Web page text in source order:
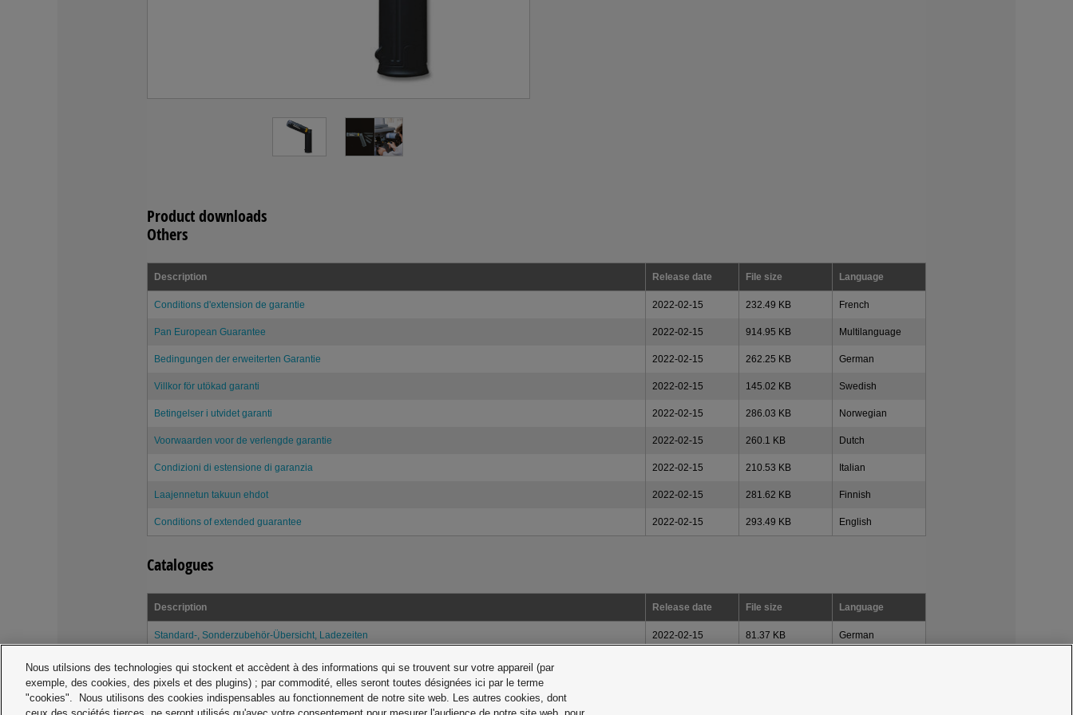
Product downloads
Others
Description Release date File size Language
Conditions d'extension de garantie 2022-02-15 232.49 KB French
Pan European Guarantee 2022-02-15 914.95 KB Multilanguage
Bedingungen der erweiterten Garantie 2022-02-15 262.25 KB German
Villkor för utökad garanti 2022-02-15 145.02 KB Swedish
Betingelser i utvidet garanti 2022-02-15 286.03 KB Norwegian
Voorwaarden voor de verlengde garantie 2022-02-15 260.1 KB Dutch
Condizioni di estensione di garanzia 2022-02-15 210.53 KB Italian
Laajennetun takuun ehdot 2022-02-15 281.62 KB Finnish
Conditions of extended guarantee 2022-02-15 293.49 KB English
Catalogues
Description Release date File size Language
Standard-, Sonderzubehör-Übersicht, Ladezeiten 2022-02-15 81.37 KB German
Standaard- en speciale toebehoren-overzicht, oplaadtijd
Overview standard / optional accessories / charging times
Nous utilsions des technologies qui stockent et accèdent à des informations qui se trouvent sur votre appareil (par
exemple, des cookies, des pixels et des plugins) ; par commodité, elles seront toutes désignées ici par le terme
"cookies". Nous utilisons des cookies indispensables au fonctionnement de notre site web. Les autres cookies, dont